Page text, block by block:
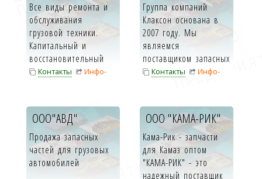
Все виды ремонта и
обслуживания
грузовой техники.
Капитальный и
восстановительный
ремонт, техническо...
Контакты
Инфо-
Группа компаний
Клаксон основана в
2007 году. Мы
являемся
поставщиком запасных
частей для
Контакты
Инфо-
ООО"АВД"
Продажа запасных
частей для грузовых
автомобилей
ООО "КАМА-РИК"
Кама-Рик - запчасти
для Камаз оптом
"КАМА-РИК" - это
надежный поставщик